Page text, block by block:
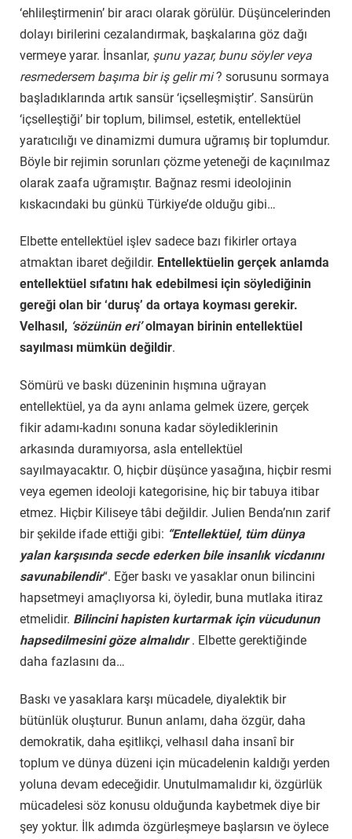
‘ehlileştirmenin’ bir aracı olarak görülür. Düşüncelerinden
dolayı birilerini cezalandırmak, başkalarına göz dağı
vermeye yarar. İnsanlar, şunu yazar, bunu söyler veya
resmedersem başıma bir iş gelir mi? sorusunu sormaya
başladıklarında artık sansür ‘içselleşmiştir’. Sansürün
‘içselleştiği’ bir toplum, bilimsel, estetik, entellektüel
yaratıcılığı ve dinamizmi dumura uğramış bir toplumdur.
Böyle bir rejimin sorunları çözme yeteneği de kaçınılmaz
olarak zaafa uğramıştır. Bağnaz resmi ideolojinin
kıskacındaki bu günkü Türkiye’de olduğu gibi…
Elbette entellektüel işlev sadece bazı fikirler ortaya
atmaktan ibaret değildir. Entellektüelin gerçek anlamda
entellektüel sıfatını hak edebilmesi için söylediğinin
gereği olan bir ‘duruş’ da ortaya koyması gerekir.
Velhasıl, ‘sözünün eri’olmayan birinin entellektüel
sayılması mümkün değildir.
Sömürü ve baskı düzeninin hışmına uğrayan
entellektüel, ya da aynı anlama gelmek üzere, gerçek
fikir adamı-kadını sonuna kadar söylediklerinin
arkasında duramıyorsa, asla entellektüel
sayılmayacaktır. O, hiçbir düşünce yasağına, hiçbir resmi
veya egemen ideoloji kategorisine, hiç bir tabuya itibar
etmez. Hiçbir Kiliseye tâbi değildir. Julien Benda’nın zarif
bir şekilde ifade ettiği gibi: “Entellektüel, tüm dünya
yalan karşısında secde ederken bile insanlık vicdanını
savunabilendir“. Eğer baskı ve yasaklar onun bilincini
hapsetmeyi amaçlıyorsa ki, öyledir, buna mutlaka itiraz
etmelidir. Bilincini hapisten kurtarmak için vücudunun
hapsedilmesini göze almalıdır. Elbette gerektiğinde
daha fazlasını da…
Baskı ve yasaklara karşı mücadele, diyalektik bir
bütünlük oluşturur. Bunun anlamı, daha özgür, daha
demokratik, daha eşitlikçi, velhasıl daha insanî bir
toplum ve dünya düzeni için mücadelenin kaldığı yerden
yoluna devam edeceğidir. Unutulmamalıdır ki, özgürlük
mücadelesi söz konusu olduğunda kaybetmek diye bir
şey yoktur. İlk adımda özgürleşmeye başlarsın ve öylece